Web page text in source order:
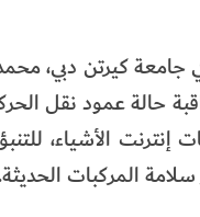
جامعة كيرتن دبي،
حالة عمود نقل
إنترنت الأشياء،
المركبات